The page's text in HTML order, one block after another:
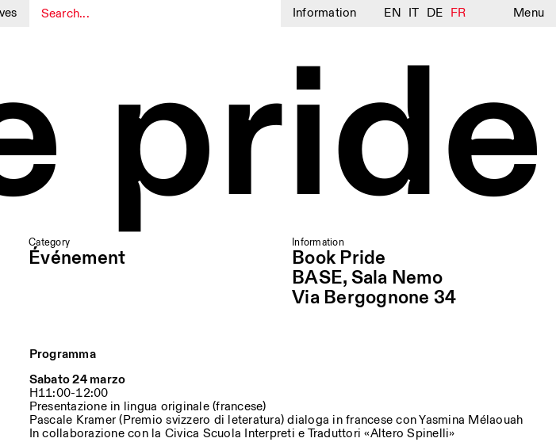
Information EN IT DE FR Menu
pride
Category
Événement
Information
Book Pride
BASE, Sala Nemo
Via Bergognone 34
Programma
Sabato 24 marzo
H11:00-12:00
Presentazione in lingua originale (francese)
Pascale Kramer (Premio svizzero di leteratura) dialoga in francese con Yasmina Mélaouah
In collaborazione con la Civica Scuola Interpreti e Traduttori «Altero Spinelli»